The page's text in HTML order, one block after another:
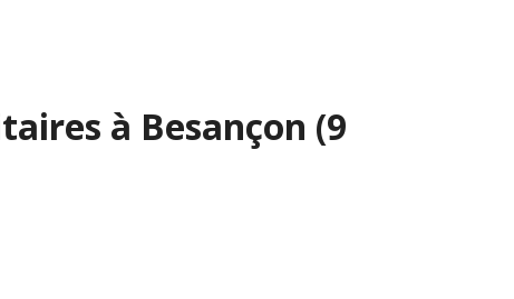
à Besançon (9